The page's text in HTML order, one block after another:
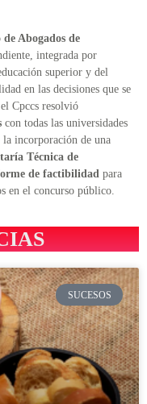
de Abogados de
integrada por
superior y del
en las decisiones que se
Cpccs resolvió
con todas las universidades
la incorporación de una
Técnica de
de factibilidad para
en el concurso público.
SUCESOS